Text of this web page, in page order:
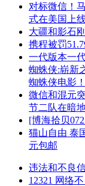
对标微信！
式在美国上
大疆和影石
携程被罚
一代版本一
蜘蛛侠:崭新
蜘蛛侠电影！
微信和混元
节二队在暗
[博海拾贝
猫山自由 泰
元包邮
违法和不良
12321 网络